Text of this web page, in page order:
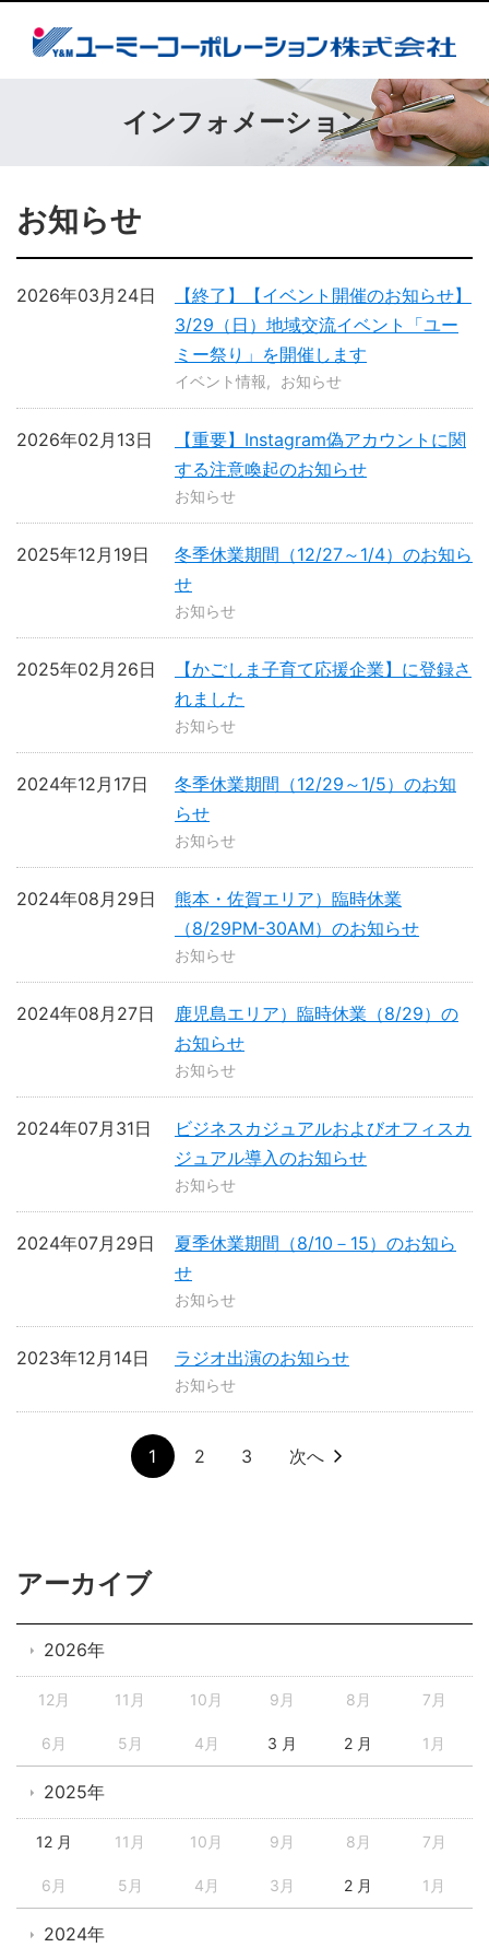
インフォメーション
お知らせ
【終了】【イベント開催のお知らせ】
3/29（日）地域交流イベント「ユー
ミー祭り」を開催します
2026年03月24日
イベント情報 お知らせ
【重要】Instagram偽アカウントに関
する注意喚起のお知らせ
2026年02月13日
お知らせ
冬季休業期間（12/27～1/4）のお知ら
せ
2025年12月19日
お知らせ
【かごしま子育て応援企業】に登録さ
れました
2025年02月26日
お知らせ
冬季休業期間（12/29～1/5）のお知
らせ
2024年12月17日
お知らせ
熊本・佐賀エリア）臨時休業
（8/29PM-30AM）のお知らせ
2024年08月29日
お知らせ
鹿児島エリア）臨時休業（8/29）の
お知らせ
2024年08月27日
お知らせ
ビジネスカジュアルおよびオフィスカ
ジュアル導入のお知らせ
2024年07月31日
お知らせ
夏季休業期間（8/10－15）のお知ら
せ
2024年07月29日
お知らせ
ラジオ出演のお知らせ
2023年12月14日
お知らせ
1 2 3 次へ
アーカイブ
2026年
12月 11月 10月 9月 8月 7月
6月 5月 4月 3 月 2 月 1月
2025年
12 月 11月 10月 9月 8月 7月
6月 5月 4月 3月 2 月 1月
2024年